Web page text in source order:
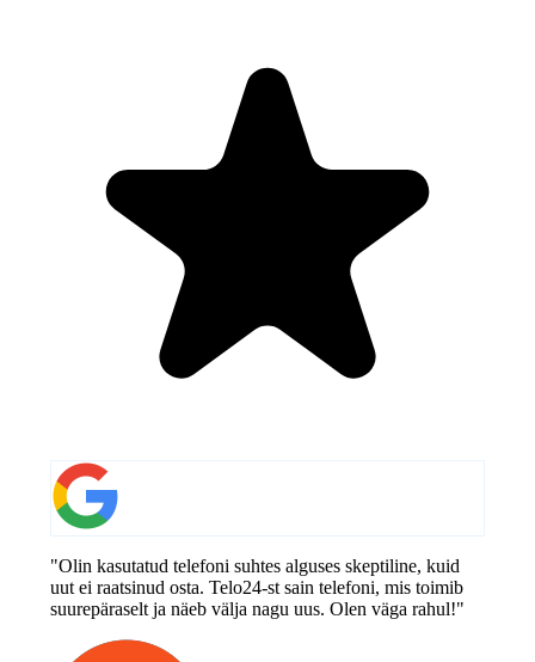
"Olin kasutatud telefoni suhtes alguses skeptiline, kuid
uut ei raatsinud osta. Telo24-st sain telefoni, mis toimib
suurepäraselt ja näeb välja nagu uus. Olen väga rahul!"